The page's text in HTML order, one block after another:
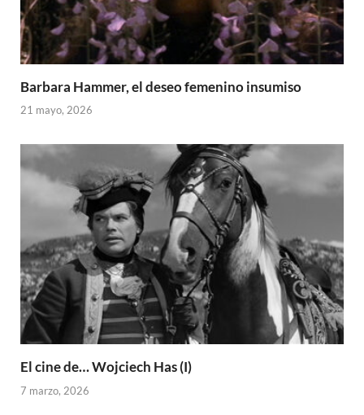
Barbara Hammer, el deseo femenino insumiso
21 mayo, 2026
El cine de… Wojciech Has (I)
7 marzo, 2026